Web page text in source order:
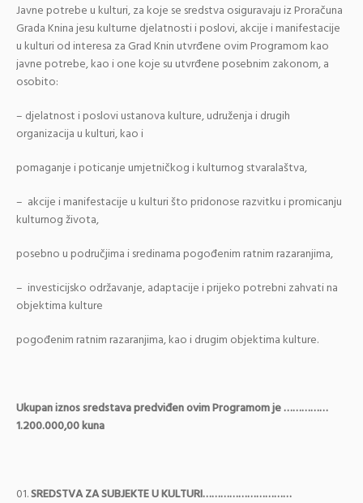
Javne potrebe u kulturi, za koje se sredstva osiguravaju iz Proračuna
Grada Knina jesu kulturne djelatnosti i poslovi, akcije i manifestacije
u kulturi od interesa za Grad Knin utvrđene ovim Programom kao
javne potrebe, kao i one koje su utvrđene posebnim zakonom, a
osobito:
– djelatnost i poslovi ustanova kulture, udruženja i drugih
organizacija u kulturi, kao i
pomaganje i poticanje umjetničkog i kulturnog stvaralaštva,
– akcije i manifestacije u kulturi što pridonose razvitku i promicanju
kulturnog života,
posebno u područjima i sredinama pogođenim ratnim razaranjima,
– investicijsko održavanje, adaptacije i prijeko potrebni zahvati na
objektima kulture
pogođenim ratnim razaranjima, kao i drugim objektima kulture.
Ukupan iznos sredstava predviđen ovim Programom je ……………
1.200.000,00 kuna
SREDSTVA ZA SUBJEKTE U KULTURI…………………………